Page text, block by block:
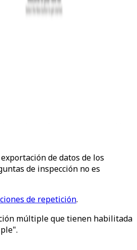
de datos de los
de inspección no es
de repetición.
múltiple que tienen habilitada